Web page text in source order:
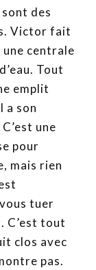
des
Victor fait
centrale
Tout
emplit
a son
une
pour
mais rien
tuer
C’est tout
clos avec
pas.